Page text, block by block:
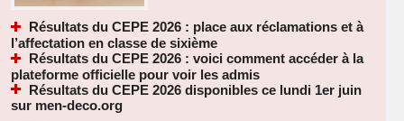
Résultats du CEPE 2026 : place aux réclamations et à
l’affectation en classe de sixième
Résultats du CEPE 2026 : voici comment accéder à la
plateforme officielle pour voir les admis
Résultats du CEPE 2026 disponibles ce lundi 1er juin
sur men-deco.org